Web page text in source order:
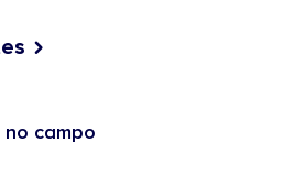
campo